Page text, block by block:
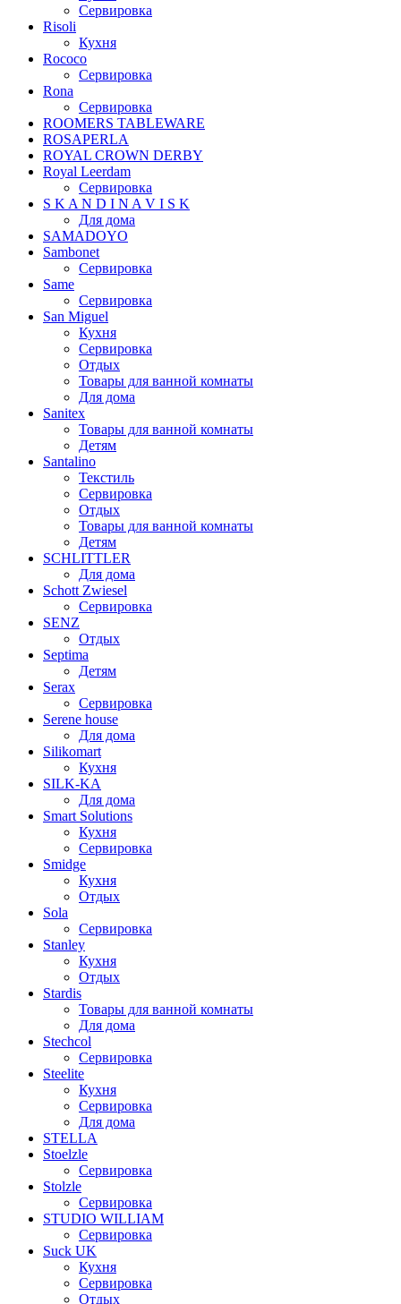
Сервировка
Risoli
Кухня
Rococo
Сервировка
Rona
Сервировка
ROOMERS TABLEWARE
ROSAPERLA
ROYAL CROWN DERBY
Royal Leerdam
Сервировка
S K A N D I N A V I S K
Для дома
SAMADOYO
Sambonet
Сервировка
Same
Сервировка
San Miguel
Кухня
Сервировка
Отдых
Товары для ванной комнаты
Для дома
Sanitex
Товары для ванной комнаты
Детям
Santalino
Текстиль
Сервировка
Отдых
Товары для ванной комнаты
Детям
SCHLITTLER
Для дома
Schott Zwiesel
Сервировка
SENZ
Отдых
Septima
Детям
Serax
Сервировка
Serene house
Для дома
Silikomart
Кухня
SILK-KA
Для дома
Smart Solutions
Кухня
Сервировка
Smidge
Кухня
Отдых
Sola
Сервировка
Stanley
Кухня
Отдых
Stardis
Товары для ванной комнаты
Для дома
Stechcol
Сервировка
Steelite
Кухня
Сервировка
Для дома
STELLA
Stoelzle
Сервировка
Stolzle
Сервировка
STUDIO WILLIAM
Сервировка
Suck UK
Кухня
Сервировка
Отдых